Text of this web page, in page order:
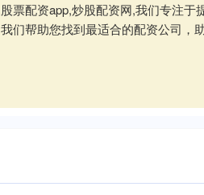
票配资app,炒股配资网,我们专注
们帮助您找到最适合的配资公司，